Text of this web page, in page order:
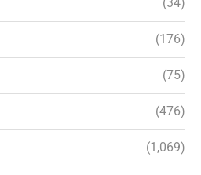
(176)
(75)
(476)
(1,069)